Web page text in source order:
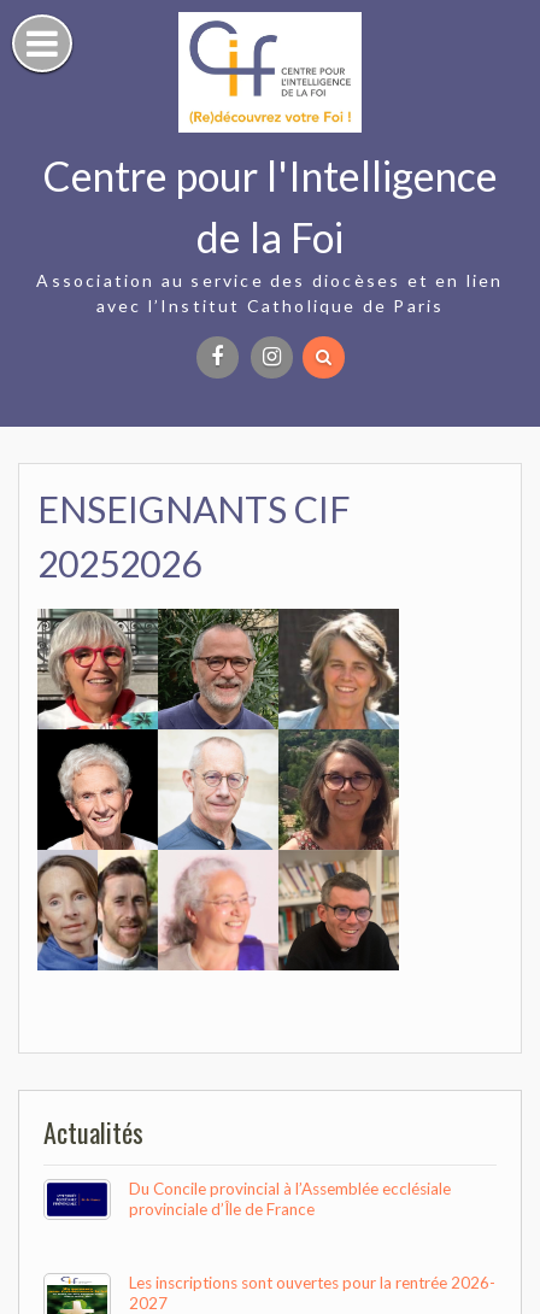
Skip
to
content
Centre pour l'Intelligence
de la Foi
Association au service des diocèses et en lien
avec l’Institut Catholique de Paris
ENSEIGNANTS CIF
20252026
Actualités
Du Concile provincial à l’Assemblée ecclésiale
provinciale d’Île de France
Les inscriptions sont ouvertes pour la rentrée 2026-
2027